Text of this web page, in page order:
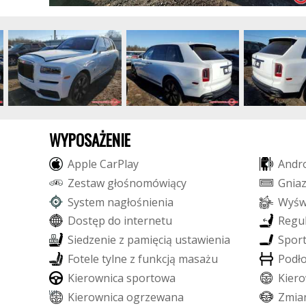
WYPOSAŻENIE
Apple CarPlay Andr
Zestaw głośnomówiący Gniaz
System nagłośnienia Wyś
Dostęp do internetu Regul
Siedzenie z pamięcią ustawienia Sport
Fotele tylne z funkcją masażu Podło
Kierownica sportowa Kiero
Kierownica ogrzewana Zmia